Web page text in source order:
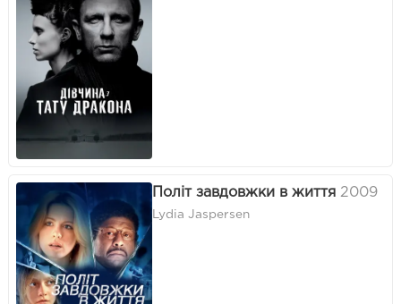
Політ завдовжки в життя 2009
Lydia Jaspersen